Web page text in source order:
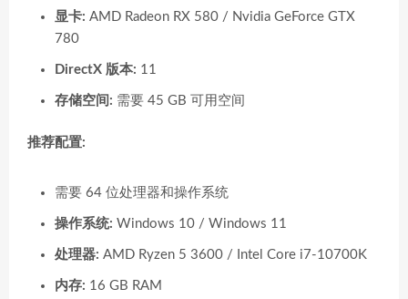
显卡: AMD Radeon RX 580 / Nvidia GeForce GTX
780
DirectX 版本: 11
存储空间: 需要 45 GB 可用空间
推荐配置:
需要 64 位处理器和操作系统
操作系统: Windows 10 / Windows 11
处理器: AMD Ryzen 5 3600 / Intel Core i7-10700K
内存: 16 GB RAM